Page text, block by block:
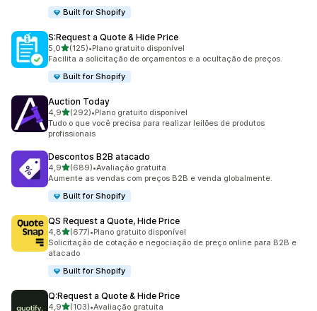
Built for Shopify
S:Request a Quote & Hide Price
5,0de 5 estrelas
(125)
125 avaliações ao todo
•Plano gratuito disponível
Facilita a solicitação de orçamentos e a ocultação de preços.
Built for Shopify
Auction Today
4,9de 5 estrelas
(292)
292 avaliações ao todo
•Plano gratuito disponível
Tudo o que você precisa para realizar leilões de produtos
profissionais
Descontos B2B atacado
4,9de 5 estrelas
(689)
689 avaliações ao todo
•Avaliação gratuita
Aumente as vendas com preços B2B e venda globalmente.
Built for Shopify
QS Request a Quote, Hide Price
4,8de 5 estrelas
(677)
677 avaliações ao todo
•Plano gratuito disponível
Solicitação de cotação e negociação de preço online para B2B e
atacado
Built for Shopify
Q:Request a Quote & Hide Price
4,9de 5 estrelas
(103)•Avaliação gratuita